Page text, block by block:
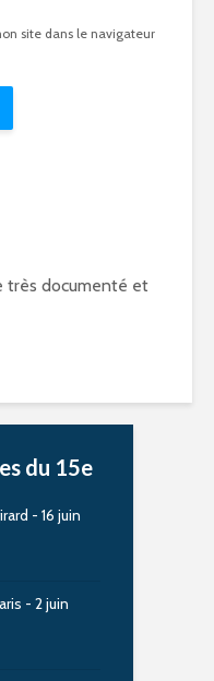
site dans le navigateur
très documenté et
du 15e
- 16 juin
- 2 juin